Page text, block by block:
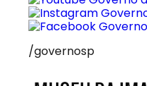
/governosp